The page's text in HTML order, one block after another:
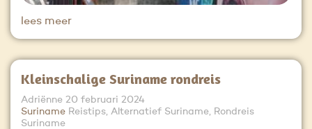
lees meer
Kleinschalige Suriname rondreis
Adriënne 20 februari 2024
Suriname Reistips, Alternatief Suriname, Rondreis
Suriname